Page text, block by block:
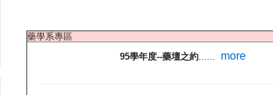
藥學系專區
95學年度--藥壇之約...... more